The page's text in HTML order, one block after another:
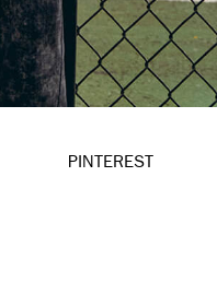
PINTEREST